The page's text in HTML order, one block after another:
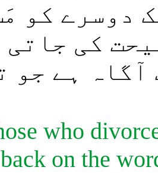
دوسرے کو
کی جاتی
ہے جو
who
on the